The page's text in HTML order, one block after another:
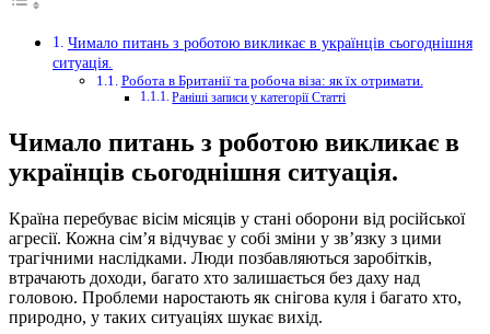
Чимало питань з роботою викликає в українців сьогоднішня
ситуація.
Робота в Британії та робоча віза: як їх отримати.
Раніші записи у категорії Статті
Чимало питань з роботою викликає в
українців сьогоднішня ситуація.
Країна перебуває вісім місяців у стані оборони від російської
агресії. Кожна сім’я відчуває у собі зміни у зв’язку з цими
трагічними наслідками. Люди позбавляються заробітків,
втрачають доходи, багато хто залишається без даху над
головою. Проблеми наростають як снігова куля і багато хто,
природно, у таких ситуаціях шукає вихід.